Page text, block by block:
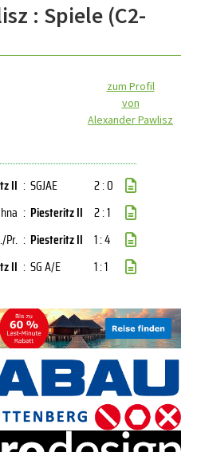
: Spiele (C2-
zum Profil
von
Alexander Pawlisz
II : SGJAE
2 : 0
: Piesteritz II 2 : 1
Pr. : Piesteritz II 1 : 4
II : SG A/E 1 : 1